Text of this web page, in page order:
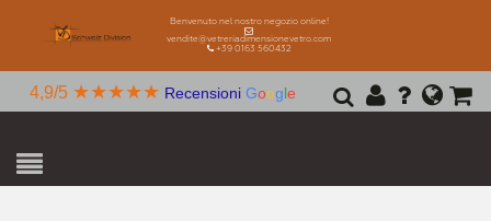
Benvenuto nel nostro negozio online!
vendite@vetreriadimensionevetro.com
+39 0163 560432
4,9/5 ★★★★★ Recensioni Google